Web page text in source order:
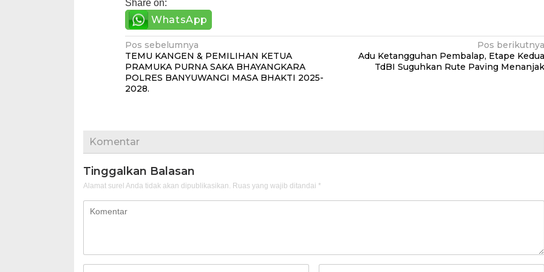
Share on:
WhatsApp
Navigasi
pos
Pos sebelumnya
TEMU KANGEN & PEMILIHAN KETUA
PRAMUKA PURNA SAKA BHAYANGKARA
POLRES BANYUWANGI MASA BHAKTI 2025-
2028.
Pos berikutnya
Adu Ketangguhan Pembalap, Etape Kedua
TdBI Suguhkan Rute Paving Menanjak
Komentar
Tinggalkan Balasan
Alamat surel Anda tidak akan dipublikasikan. Ruas yang wajib ditandai *